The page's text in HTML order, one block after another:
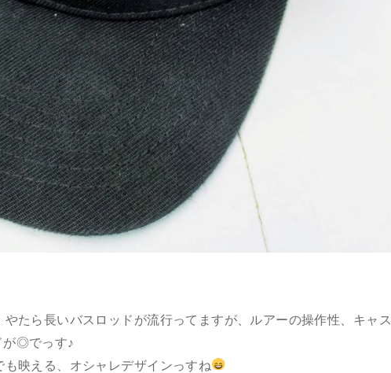
たら長いバスロッドが流行ってますが、ルアーの操作性、キャス
が◎でっす♪
映える、オシャレデザインっすね